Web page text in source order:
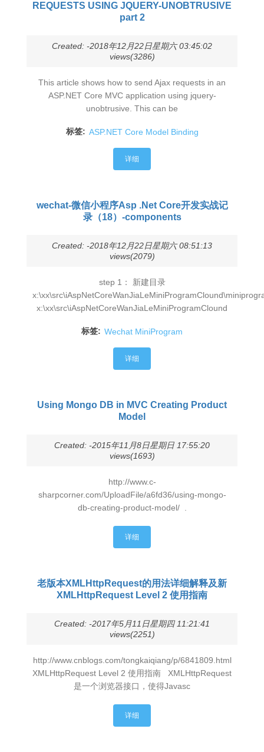
REQUESTS USING JQUERY-UNOBTRUSIVE
part 2
Created: -2018年12月22日星期六 03:45:02
views(3286)
This article shows how to send Ajax requests in an
ASP.NET Core MVC application using jquery-
unobtrusive. This can be
标签: ASP.NET Core Model Binding
详细
wechat-微信小程序Asp .Net Core开发实战记
录（18）-components
Created: -2018年12月22日星期六 08:51:13
views(2079)
step 1： 新建目录
x:\xx\src\iAspNetCoreWanJiaLeMiniProgramClound
标签: Wechat MiniProgram
详细
Using Mongo DB in MVC Creating Product
Model
Created: -2015年11月8日星期日 17:55:20
views(1693)
http://www.c-
sharpcorner.com/UploadFile/a6fd36/using-mongo-
db-creating-product-model/ .
详细
老版本XMLHttpRequest的用法详细解释及新
XMLHttpRequest Level 2 使用指南
Created: -2017年5月11日星期四 11:21:41
views(2251)
http://www.cnblogs.com/tongkaiqiang/p/6841809.html
XMLHttpRequest Level 2 使用指南 XMLHttpRequest
是一个浏览器接口，使得Javasc
详细